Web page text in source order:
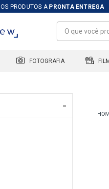
OS PRODUTOS A PRONTA ENTREGA
FOTOGRAFIA